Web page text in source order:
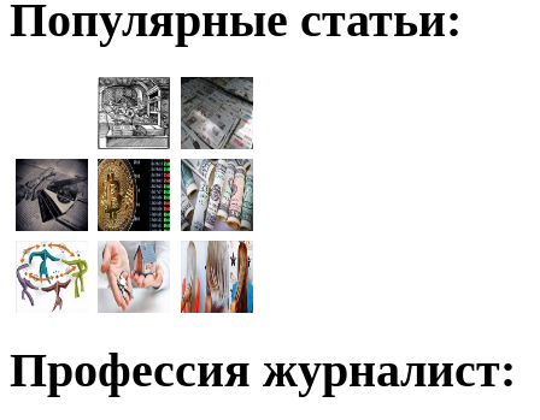
Популярные статьи:
Профессия журналист: